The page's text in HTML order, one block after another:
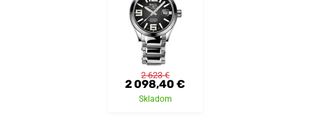
2 623 €
2 098,40 €
Skladom